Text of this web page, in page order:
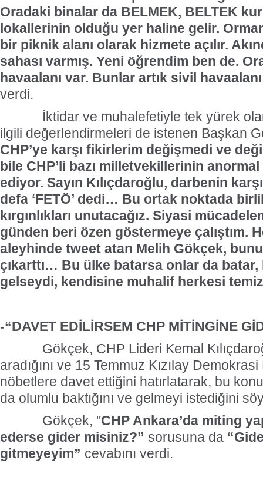
Oradaki binalar da BELMEK, BELTEK
lokallerinin olduğu yer haline gelir.
bir piknik alanı olarak hizmete açılır.
sahası varmış. Yeni öğrendim ben de.
havaalanı var. Bunlar artık sivil
verdi.
İktidar ve muhalefetiyle tek yürek olan
ilgili değerlendirmeleri de istenen Başkan
CHP’ye karşı fikirlerim değişmedi ve
bile CHP’li bazı milletvekillerinin anormal
ediyor. Sayın Kılıçdaroğlu, darbenin
defa ‘FETÖ’ dedi… Bu ortak noktada
kırgınlıkları unutacağız. Siyasi
günden beri özen göstermeye çalıştım.
aleyhinde tweet atan Melih Gökçek,
çıkarttı… Bu ülke batarsa onlar da batar,
gelseydi, kendisine muhalif herkesi
-“DAVET EDİLİRSEM CHP MİTİNGİNE
Gökçek, CHP Lideri Kemal
aradığını ve 15 Temmuz Kızılay Demokrasi
nöbetlere davet ettiğini hatırlatarak, bu
da olumlu baktığını ve gelmeyi istediğini
Gökçek, "CHP Ankara’da miting
ederse gider misiniz?” sorusuna da
gitmeyeyim” cevabını verdi.